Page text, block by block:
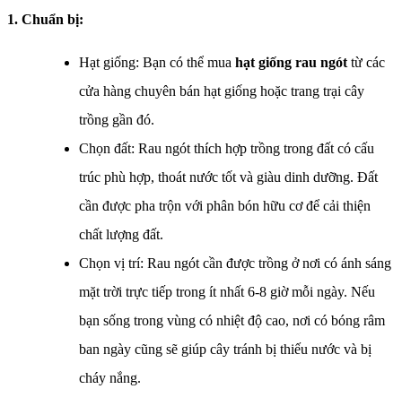
1. Chuẩn bị:
Hạt giống: Bạn có thể mua hạt giống rau ngót từ các
cửa hàng chuyên bán hạt giống hoặc trang trại cây
trồng gần đó.
Chọn đất: Rau ngót thích hợp trồng trong đất có cấu
trúc phù hợp, thoát nước tốt và giàu dinh dưỡng. Đất
cần được pha trộn với phân bón hữu cơ để cải thiện
chất lượng đất.
Chọn vị trí: Rau ngót cần được trồng ở nơi có ánh sáng
mặt trời trực tiếp trong ít nhất 6-8 giờ mỗi ngày. Nếu
bạn sống trong vùng có nhiệt độ cao, nơi có bóng râm
ban ngày cũng sẽ giúp cây tránh bị thiếu nước và bị
cháy nắng.